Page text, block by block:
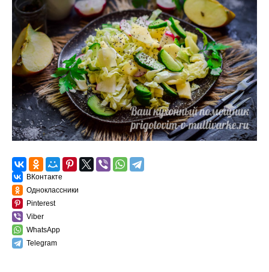
ВКонтакте
Одноклассники
Pinterest
Viber
WhatsApp
Telegram